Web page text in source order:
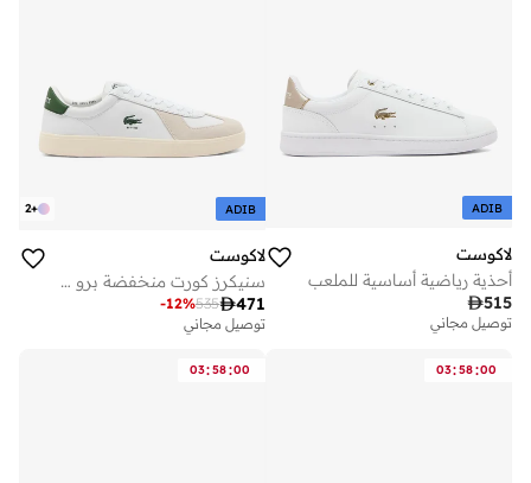
ADIB
لاكوست
أحذية رياضية أساسية للملعب
515
توصيل مجاني
+
2 ADIB
لاكوست
سنيكرز كورت منخفضة برو بيس شوت
471
535
-12%
توصيل مجاني
03:58:00
03:58:00